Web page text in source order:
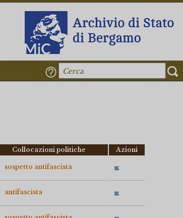
Collocazioni politiche Azioni
sospetto antifascista
antifascista